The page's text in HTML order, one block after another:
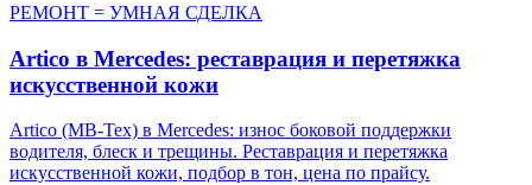
РЕМОНТ = УМНАЯ СДЕЛКА
Artico в Mercedes: реставрация и перетяжка
искусственной кожи
Artico (MB-Tex) в Mercedes: износ боковой поддержки
водителя, блеск и трещины. Реставрация и перетяжка
искусственной кожи, подбор в тон, цена по прайсу.